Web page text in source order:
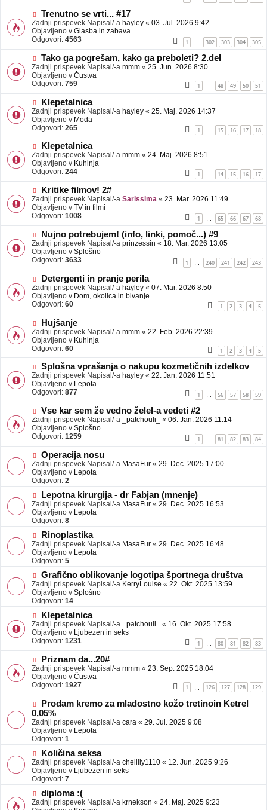
b
a
v
e
N
o
v
e
b
a
v
e
Trenutno se vrti... #17
Zadnji prispevek Napisal/-a hayley « 03. Jul. 2026 9:42
Objavljeno v Glasba in zabava
Odgovori: 4563 1 302 303 304 305
N
o
v
e
o
b
a
v
e
Tako ga pogrešam, kako ga preboleti? 2.del
Zadnji prispevek Napisal/-a mmm « 25. Jun. 2026 8:30
Objavljeno v Čustva
Odgovori: 759 1 48 49 50 51
N
o
v
e
o
b
a
v
e
Klepetalnica
Zadnji prispevek Napisal/-a hayley « 25. Maj. 2026 14:37
Objavljeno v Moda
Odgovori: 265 1 … 15 16 17 18
N
o
v
e
b
a
v
e
Klepetalnica
Zadnji prispevek Napisal/-a mmm « 24. Maj. 2026 8:51
Objavljeno v Kuhinja
Odgovori: 244 1 … 14 15 16 17
N
o
v
e
b
a
v
e
Kritike filmov! 2#
Zadnji prispevek Napisal/-a Sarissima « 23. Mar. 2026 11:49
Objavljeno v TV in filmi
Odgovori: 1008 1 … 65 66 67 68
N
o
v
e
b
a
v
e
Nujno potrebujem! (info, linki, pomoč...) #9
Zadnji prispevek Napisal/-a prinzessin « 18. Mar. 2026 13:05
Objavljeno v Splošno
Odgovori: 3633 1 240 241 242 243
N
o
v
e
o
b
a
v
e
Detergenti in pranje perila
Zadnji prispevek Napisal/-a hayley « 07. Mar. 2026 8:50
Objavljeno v Dom, okolica in bivanje
Odgovori: 60 1 2 3 4 5
N
o
v
e
o
b
a
v
e
Hujšanje
Zadnji prispevek Napisal/-a mmm « 22. Feb. 2026 22:39
Objavljeno v Kuhinja
Odgovori: 60 1 2 3 4 5
N
o
v
e
b
a
v
e
Splošna vprašanja o nakupu kozmetičnih izdelkov
Zadnji prispevek Napisal/-a hayley « 22. Jan. 2026 11:51
Objavljeno v Lepota
Odgovori: 877 1 … 56 57 58 59
N
o
v
e
b
a
v
e
Vse kar sem že vedno želel-a vedeti #2
Zadnji prispevek Napisal/-a _patchouli_ « 06. Jan. 2026 11:14
Objavljeno v Splošno
Odgovori: 1259 1 81 82 83 84
N
o
v
e
o
j
a
v
e
Operacija nosu
Zadnji prispevek Napisal/-a MasaFur « 29. Dec. 2025 17:00
Objavljeno v Lepota
Odgovori: 2
N
o
v
e
o
j
a
v
e
Lepotna kirurgija - dr Fabjan (mnenje)
Zadnji prispevek Napisal/-a MasaFur « 29. Dec. 2025 16:53
Objavljeno v Lepota
Odgovori: 8
N
o
v
e
o
b
j
a
v
e
Rinoplastika
Zadnji prispevek Napisal/-a MasaFur « 29. Dec. 2025 16:48
Objavljeno v Lepota
Odgovori: 5
N
o
v
e
o
j
a
v
e
Grafično oblikovanje logotipa športnega društva
Zadnji prispevek Napisal/-a KerryLouise « 22. Okt. 2025 13:59
Objavljeno v Splošno
Odgovori: 14
N
o
v
e
b
a
v
e
Klepetalnica
Zadnji prispevek Napisal/-a _patchouli_ « 16. Okt. 2025 17:58
Objavljeno v Ljubezen in seks
Odgovori: 1231 1 80 81 82 83
N
o
v
e
o
b
j
a
v
e
Priznam da...20#
Zadnji prispevek Napisal/-a mmm « 23. Sep. 2025 18:04
Objavljeno v Čustva
Odgovori: 1927 1 126 127 128 129
N
o
v
e
o
b
a
v
e
Prodam kremo za mladostno kožo tretinoin Ketrel
0,05%
Zadnji prispevek Napisal/-a cara « 29. Jul. 2025 9:08
Objavljeno v Lepota
Odgovori: 1
N
o
v
e
o
b
j
Količina seksa
Zadnji prispevek Napisal/-a chellily1110 « 12. Jun. 2025 9:26
Objavljeno v Ljubezen in seks
Odgovori: 7
N
o
diploma :(
Zadnji prispevek Napisal/-a krnekson « 24. Maj. 2025 9:23